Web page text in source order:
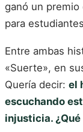
ganó un
para
Entre ambas
«Suerte», en
Quería decir: el
escuchando
injusticia.